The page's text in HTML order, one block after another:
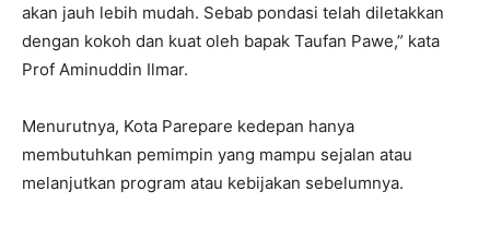
akan jauh lebih mudah. Sebab pondasi telah diletakkan
dengan kokoh dan kuat oleh bapak Taufan Pawe,” kata
Prof Aminuddin Ilmar.
Menurutnya, Kota Parepare kedepan hanya
membutuhkan pemimpin yang mampu sejalan atau
melanjutkan program atau kebijakan sebelumnya.